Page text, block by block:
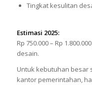
Tingkat kesulitan
Estimasi 2025:
Rp 750.000 – Rp
desain.
Untuk kebutuhan besar
kantor pemerintahan,